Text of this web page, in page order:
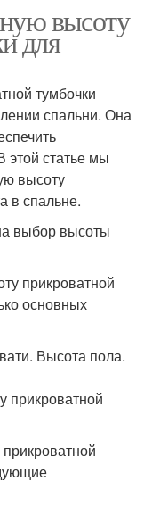
высоту
для
тумбочки
спальни. Она
этой статье мы
высоту
в спальне.
выбор высоты
прикроватной
основных
Высота пола.
прикроватной